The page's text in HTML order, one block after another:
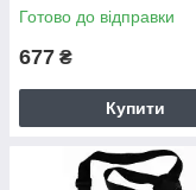
Готово до відправки
677 ₴
Купити